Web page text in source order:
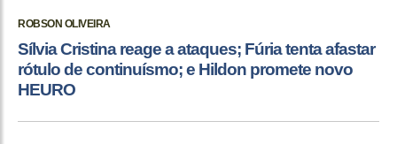
ROBSON OLIVEIRA
Sílvia Cristina reage a ataques; Fúria tenta afastar
rótulo de continuísmo; e Hildon promete novo
HEURO